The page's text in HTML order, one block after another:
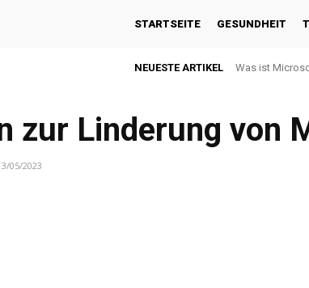
STARTSEITE GESUNDHEIT
NEUESTE ARTIKEL Was ist
zur Linderung von
05/2023